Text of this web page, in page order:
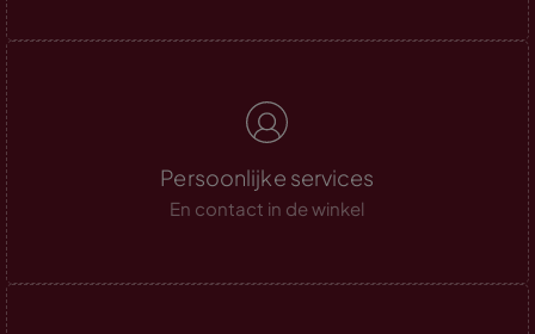
Persoonlijke services
En contact in de winkel